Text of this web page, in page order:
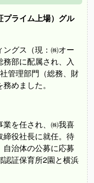
プライム上場）グル
グス（現：㈱オー
部に配属され、入
管理部門（総務、財
めました。
業を任され、㈱我喜
締役社長に就任。待
治体の公募に応募
認証保育所2園と横浜